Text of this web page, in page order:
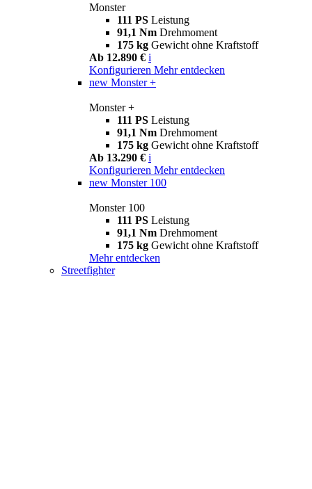
Monster
111 PS Leistung
91,1 Nm Drehmoment
175 kg Gewicht ohne Kraftstoff
Ab 12.890 € i
Konfigurieren Mehr entdecken
new Monster +
Monster +
111 PS Leistung
91,1 Nm Drehmoment
175 kg Gewicht ohne Kraftstoff
Ab 13.290 € i
Konfigurieren Mehr entdecken
new Monster 100
Monster 100
111 PS Leistung
91,1 Nm Drehmoment
175 kg Gewicht ohne Kraftstoff
Mehr entdecken
Streetfighter